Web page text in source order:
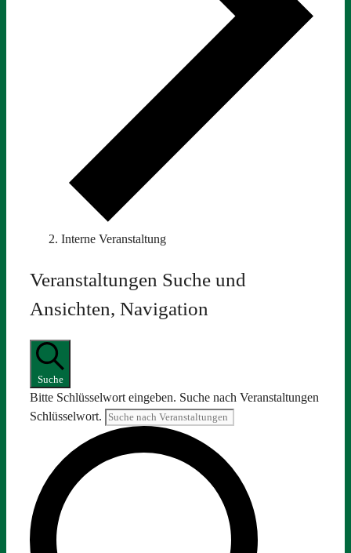
Interne Veranstaltung
Veranstaltungen
Veranstaltungen Suche und
Ansichten, Navigation
Suche
Bitte Schlüsselwort eingeben. Suche nach Veranstaltungen
Schlüsselwort.